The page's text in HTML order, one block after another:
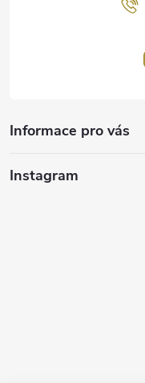
Informace pro vás
Instagram